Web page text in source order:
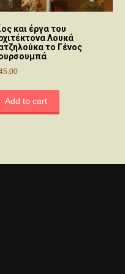
και έργα του
Λουκά
το Γένος
Add to cart